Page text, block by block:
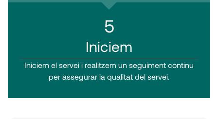
5
Iniciem
Iniciem el servei i realitzem un seguiment continu
per assegurar la qualitat del servei.